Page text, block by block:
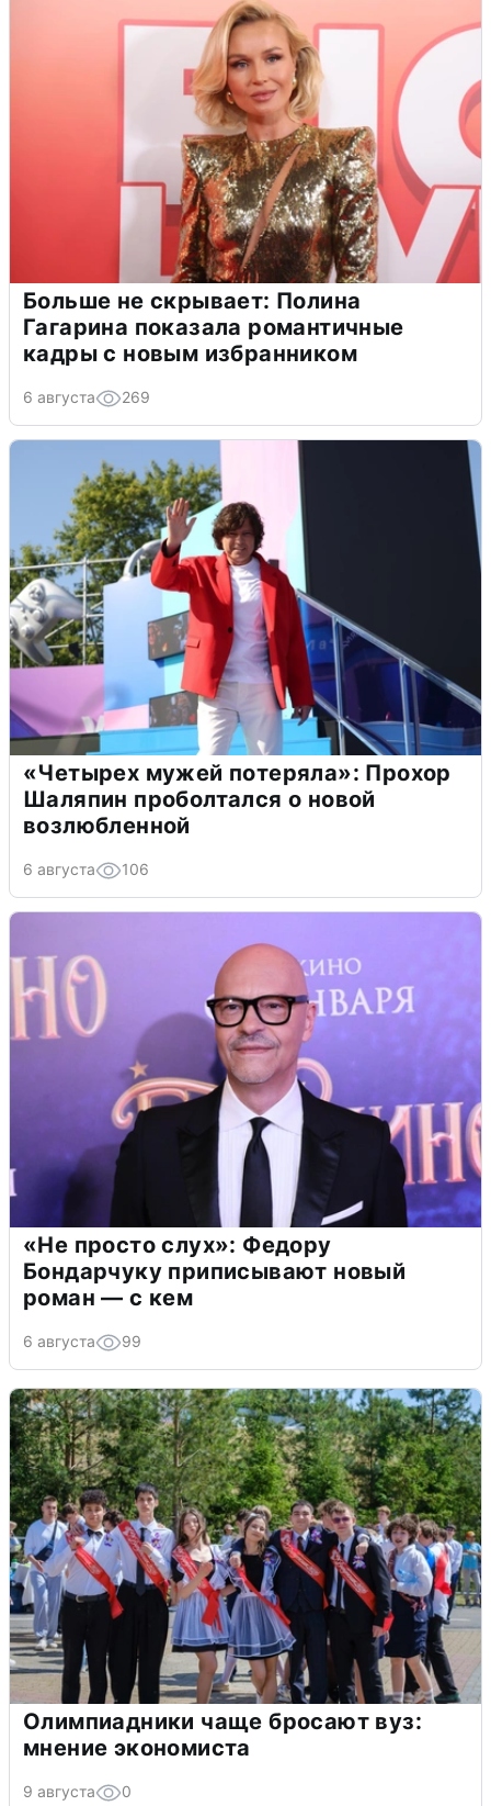
Больше не скрывает: Полина
Гагарина показала романтичные
кадры с новым избранником
6 августа 269
«Четырех мужей потеряла»: Прохор
Шаляпин проболтался о новой
возлюбленной
6 августа 106
«Не просто слух»: Федору
Бондарчуку приписывают новый
роман — с кем
6 августа 99
Олимпиадники чаще бросают вуз:
мнение экономиста
9 августа 0